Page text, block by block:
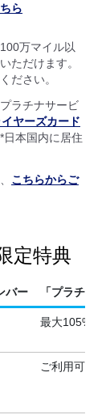
ら
万マイル以
ただけます。
ださい。
ラチナサービ
ヤーズカード
日本国内に居住
こちらからご
定特典
バー 「プラチナ
最大105%
ご利用可能